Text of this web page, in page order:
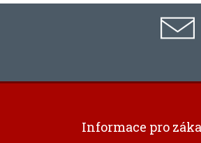
Informace pro